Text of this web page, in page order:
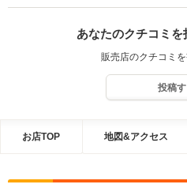
あなたのクチコミを
販売店のクチコミを
投稿
お店TOP 地図&アクセス